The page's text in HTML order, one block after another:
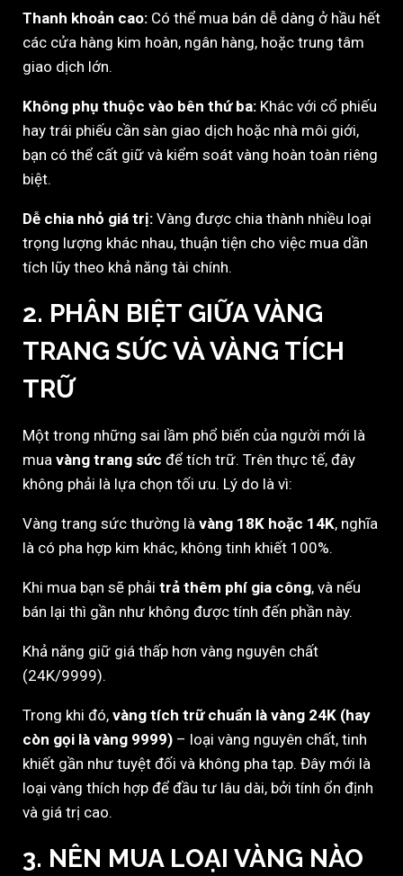
Thanh khoản cao: Có thể mua bán dễ dàng ở hầu hết
các cửa hàng kim hoàn, ngân hàng, hoặc trung tâm
giao dịch lớn.
Không phụ thuộc vào bên thứ ba: Khác với cổ phiếu
hay trái phiếu cần sàn giao dịch hoặc nhà môi giới,
bạn có thể cất giữ và kiểm soát vàng hoàn toàn riêng
biệt.
Dễ chia nhỏ giá trị: Vàng được chia thành nhiều loại
trọng lượng khác nhau, thuận tiện cho việc mua dần
tích lũy theo khả năng tài chính.
2. PHÂN BIỆT GIỮA VÀNG
TRANG SỨC VÀ VÀNG TÍCH
TRỮ
Một trong những sai lầm phổ biến của người mới là
mua vàng trang sức để tích trữ. Trên thực tế, đây
không phải là lựa chọn tối ưu. Lý do là vì:
Vàng trang sức thường là vàng 18K hoặc 14K, nghĩa
là có pha hợp kim khác, không tinh khiết 100%.
Khi mua bạn sẽ phải trả thêm phí gia công, và nếu
bán lại thì gần như không được tính đến phần này.
Khả năng giữ giá thấp hơn vàng nguyên chất
(24K/9999).
Trong khi đó, vàng tích trữ chuẩn là vàng 24K (hay
còn gọi là vàng 9999) – loại vàng nguyên chất, tinh
khiết gần như tuyệt đối và không pha tạp. Đây mới là
loại vàng thích hợp để đầu tư lâu dài, bởi tính ổn định
và giá trị cao.
3. NÊN MUA LOẠI VÀNG NÀO